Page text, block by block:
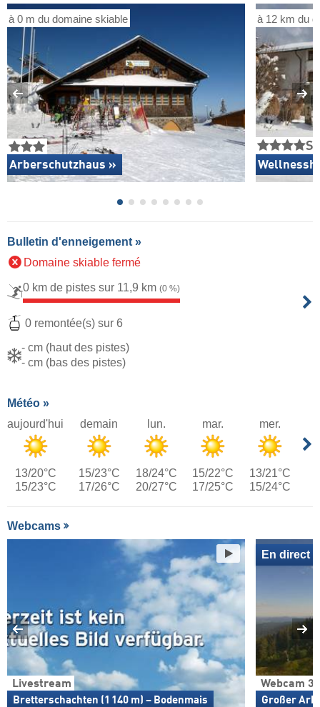
à 0 m du domaine skiable
Arberschutzhaus »
à 12 km du
S
Bulletin d'enneigement »
Domaine skiable fermé
0 km de pistes sur 11,9 km (0 %)
0 remontée(s) sur 6
- cm (haut des pistes)
- cm (bas des pistes)
Météo »
aujourd'hui
13/20°C
15/23°C
demain
15/23°C
17/26°C
lun.
18/24°C
20/27°C
mar.
15/22°C
17/25°C
mer.
13/21°C
15/24°C
Webcams
Livestream
Bretterschachten (1 140 m) – Bodenmais
Webcam
Großer
En direct